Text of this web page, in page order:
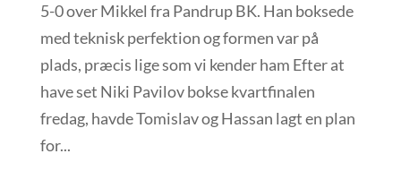
5-0 over Mikkel fra Pandrup BK. Han boksede
med teknisk perfektion og formen var på
plads, præcis lige som vi kender ham Efter at
have set Niki Pavilov bokse kvartfinalen
fredag, havde Tomislav og Hassan lagt en plan
for...